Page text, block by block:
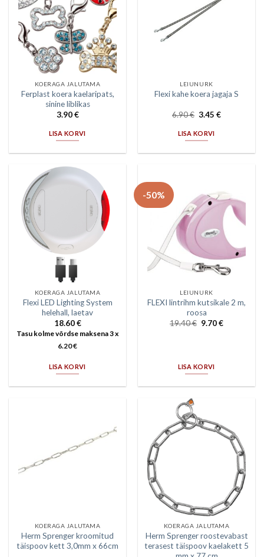
KOERAGA JALUTAMA
Ferplast koera kaelaripats,
sinine liblikas
3.90€
LISA KORVI
LEIUNURK
Flexi kahe koera jagaja S
6.90€ 3.45€
LISA KORVI
KOERAGA JALUTAMA
Flexi LED Lighting System
helehall, laetav
18.60€
Tasu kolme võrdse maksena 3 x
6.20€
LISA KORVI
-50%
LEIUNURK
FLEXI lintrihm kutsikale 2 m,
roosa
19.40€ 9.70€
LISA KORVI
KOERAGA JALUTAMA
Herm Sprenger kroomitud
täispoov kett 3,0mm x 66cm
KOERAGA JALUTAMA
Herm Sprenger roostevabast
terasest täispoov kaelakett 5